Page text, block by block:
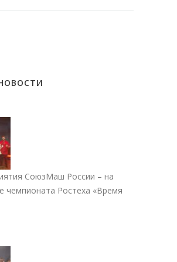
СоюзМаш России – на
чемпионата Ростеха «Время